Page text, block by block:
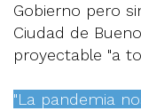
Gobierno pero
Ciudad de
proyectable "a
"La pandemia